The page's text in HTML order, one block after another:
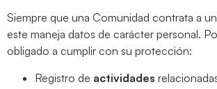
Siempre que una Comunidad contrata a
este maneja datos de carácter personal.
obligado a cumplir con su protección:
Registro de actividades